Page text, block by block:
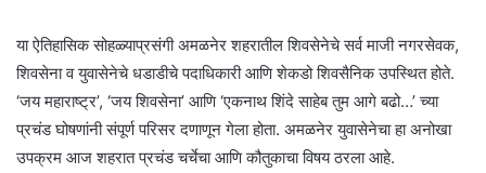
या ऐतिहासिक सोहळ्याप्रसंगी अमळनेर शहरातील शिवसेनेचे सर्व माजी नगरसेवक,
शिवसेना व युवासेनेचे धडाडीचे पदाधिकारी आणि शेकडो शिवसैनिक उपस्थित होते.
‘जय महाराष्ट्र’, ‘जय शिवसेना’ आणि ‘एकनाथ शिंदे साहेब तुम आगे बढो…’ च्या
प्रचंड घोषणांनी संपूर्ण परिसर दणाणून गेला होता. अमळनेर युवासेनेचा हा अनोखा
उपक्रम आज शहरात प्रचंड चर्चेचा आणि कौतुकाचा विषय ठरला आहे.